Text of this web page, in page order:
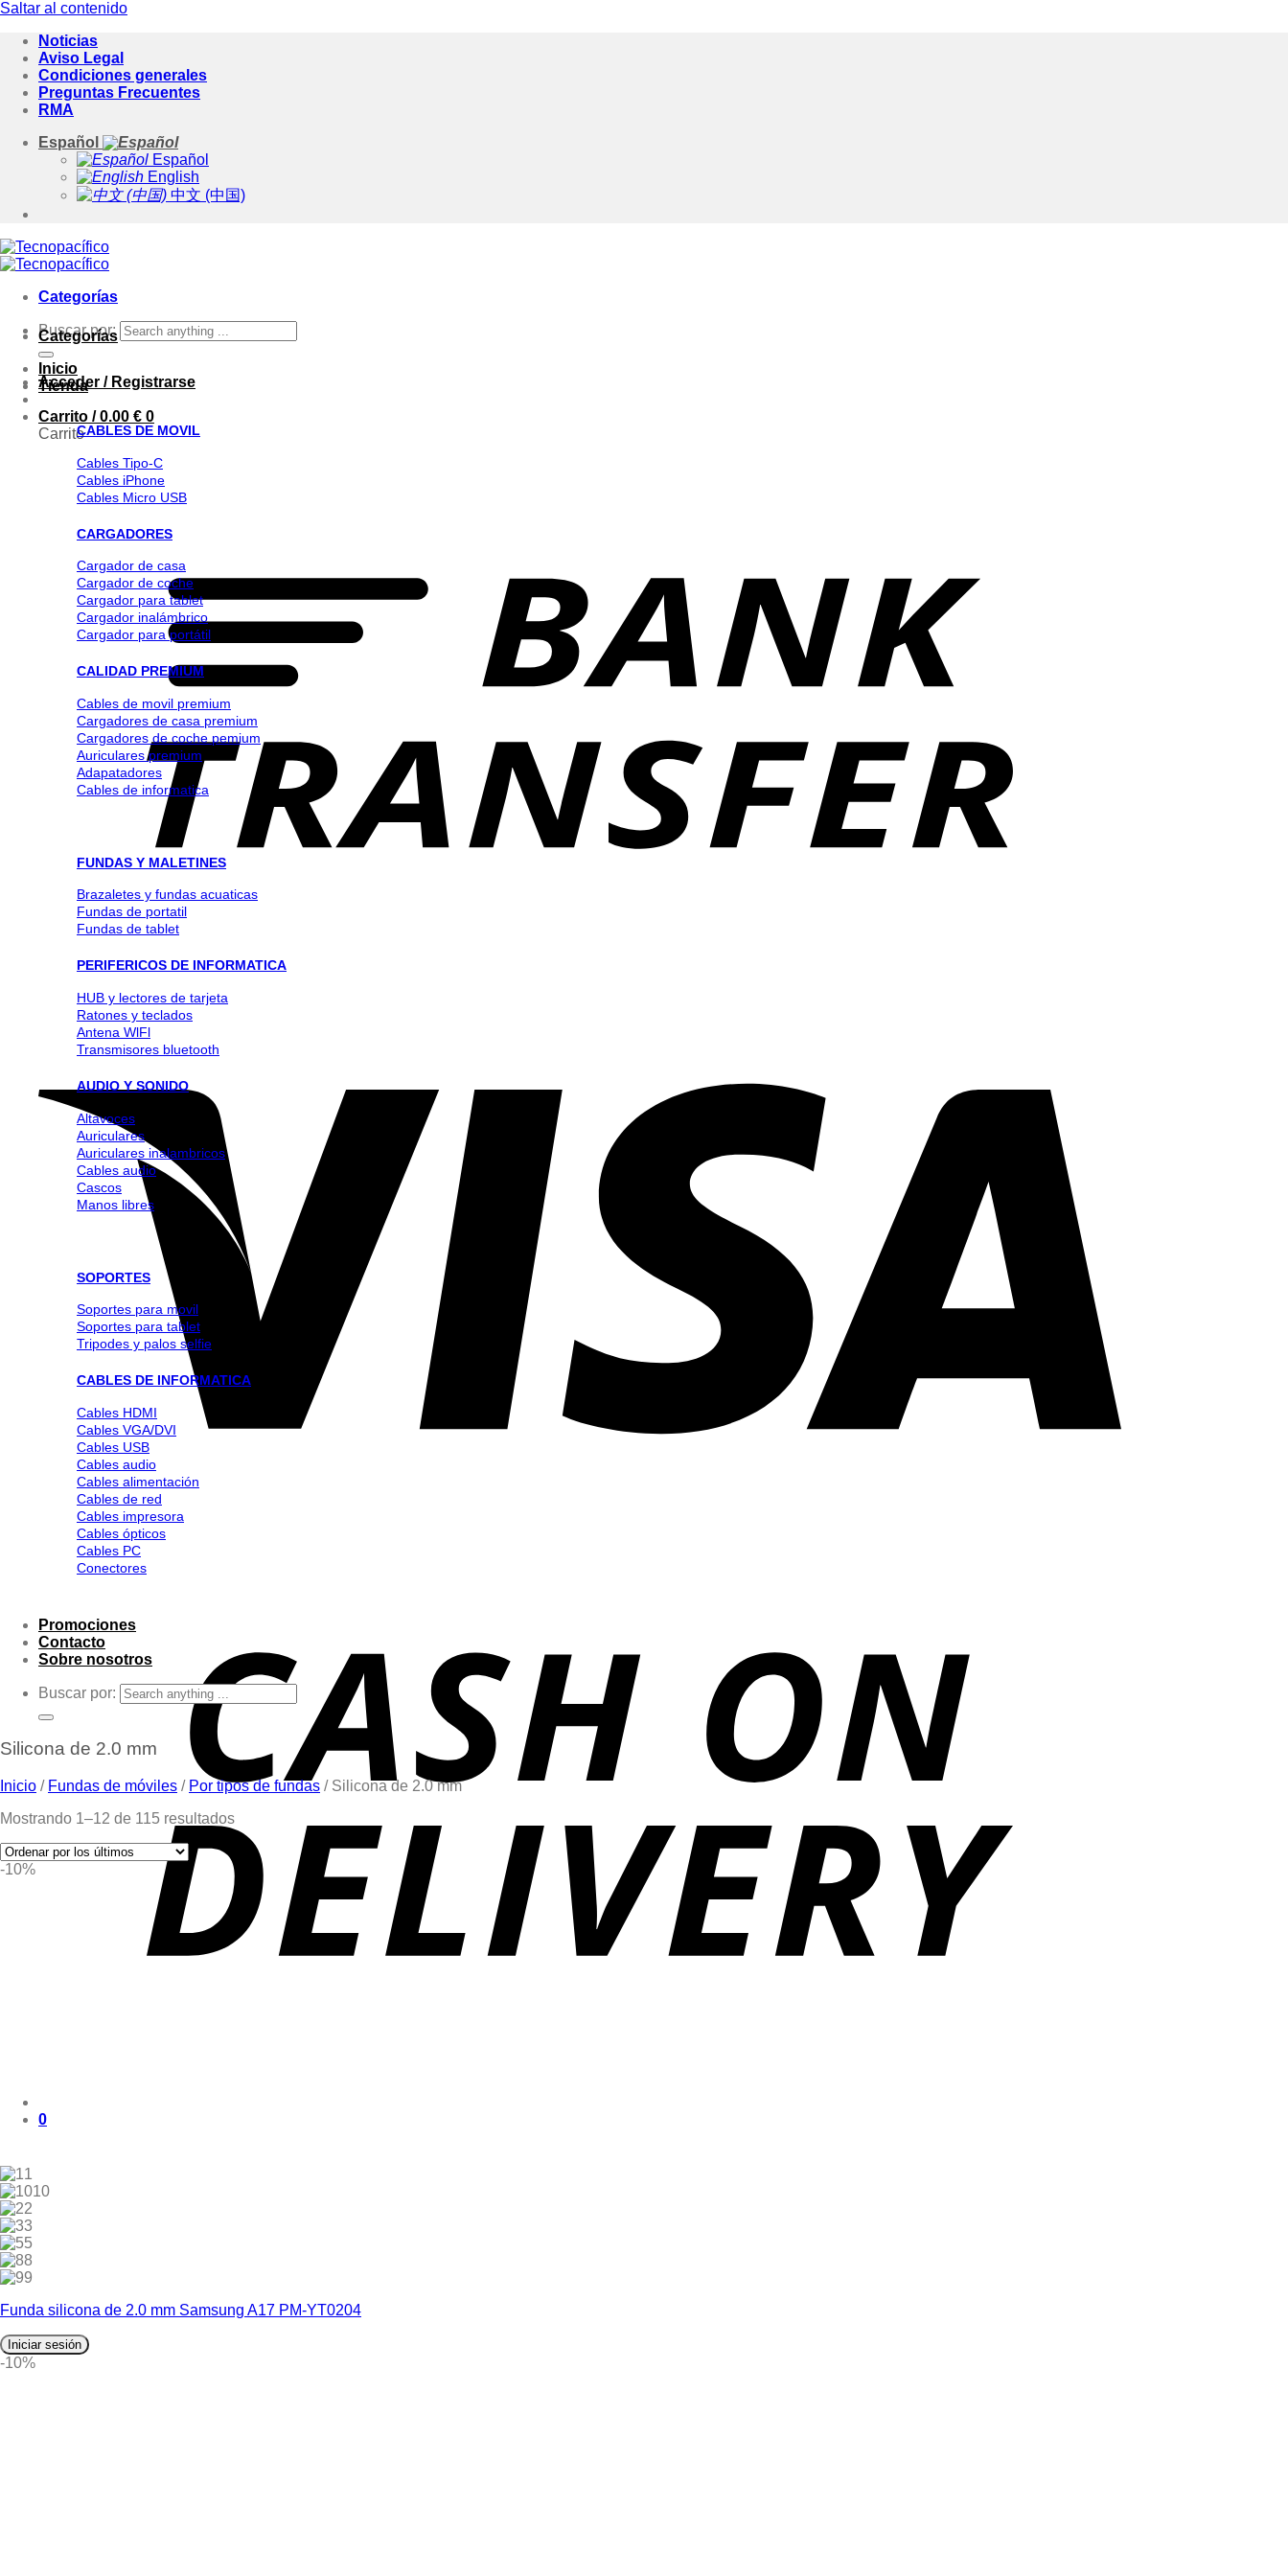
Saltar al contenido
Noticias
Aviso Legal
Condiciones generales
Preguntas Frecuentes
RMA
Español
Español
English
中文 (中国)
Categorías
Buscar por:
Acceder / Registrarse
Carrito /0.00 € 0
Carrito
0
Categorías
Inicio
Tienda
CABLES DE MOVIL
Cables Tipo-C
Cables iPhone
Cables Micro USB
CARGADORES
Cargador de casa
Cargador de coche
Cargador para tablet
Cargador inalámbrico
Cargador para portátil
CALIDAD PREMIUM
Cables de movil premium
Cargadores de casa premium
Cargadores de coche pemium
Auriculares premium
Adapatadores
Cables de informatica
FUNDAS Y MALETINES
Brazaletes y fundas acuaticas
Fundas de portatil
Fundas de tablet
PERIFERICOS DE INFORMATICA
HUB y lectores de tarjeta
Ratones y teclados
Antena WlFl
Transmisores bluetooth
AUDIO Y SONIDO
Altavoces
Auriculares
Auriculares inalambricos
Cables audio
Cascos
Manos libres
SOPORTES
Soportes para movil
Soportes para tablet
Tripodes y palos selfie
CABLES DE INFORMATICA
Cables HDMI
Cables VGA/DVI
Cables USB
Cables audio
Cables alimentación
Cables de red
Cables impresora
Cables ópticos
Cables PC
Conectores
Promociones
Contacto
Sobre nosotros
Buscar por:
Silicona de 2.0 mm
Inicio / Fundas de móviles / Por tipos de fundas /Silicona de 2.0 mm
Mostrando 1–12 de 115 resultados
-10%
1
10
2
3
5
8
9
Funda silicona de 2.0 mm Samsung A17 PM-YT0204
Iniciar sesión
-10%